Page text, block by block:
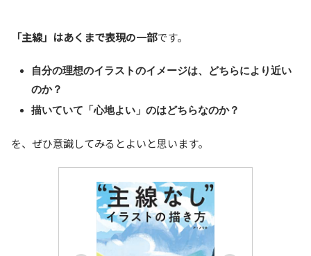
「主線」はあくまで表現の一部です。
自分の理想のイラストのイメージは、どちらにより近い
のか？
描いていて「心地よい」のはどちらなのか？
を、ぜひ意識してみるとよいと思います。